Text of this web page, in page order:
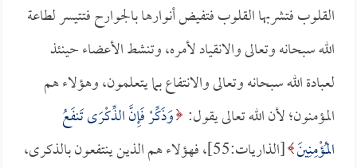
القلوب فتشربها القلوب فتفيض أنوارها بالجوارح فتتيسر لطاعة
الله سبحانه وتعالى والانقياد لأمره، وتنشط الأعضاء حينئذ
لعبادة الله سبحانه وتعالى والانتفاع بما يتعلمون، وهؤلاء هم
المؤمنون؛ لأن الله تعالى يقول: وَذَكِّرْ فَإِنَّ الذِّكْرَى تَنفَعُ
المُؤْمِنِينَ
[الذاريات:55]، فهؤلاء هم الذين ينتفعون بالذكرى،